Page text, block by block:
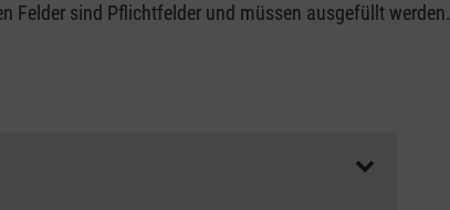
Felder sind Pflichtfelder und müssen ausgefüllt werden.